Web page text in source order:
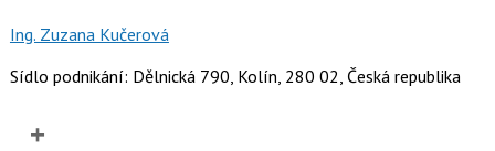
Ing. Zuzana Kučerová
Sídlo podnikání: Dělnická 790, Kolín, 280 02, Česká republika
+